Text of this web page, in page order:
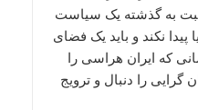
به گذشته یک سیاست
نکند و باید یک فضای
که ایران هراسی را
گرایی را دنبال و ترویج